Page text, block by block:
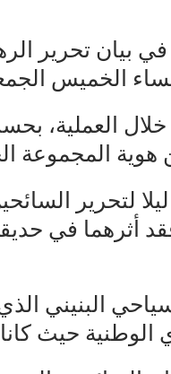
بيان تحرير
الخميس
العملية،
المجموعة
لتحرير
أثرهما في
البنيني
الوطنية حيث